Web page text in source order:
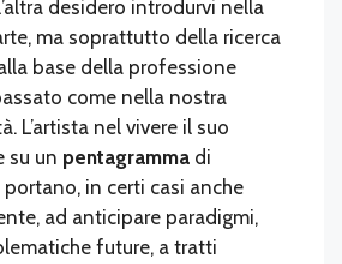
desidero introdurvi nella
ma soprattutto della ricerca
base della professione
come nella nostra
L’artista nel vivere il suo
su un pentagramma di
in certi casi anche
ad anticipare paradigmi,
future, a tratti